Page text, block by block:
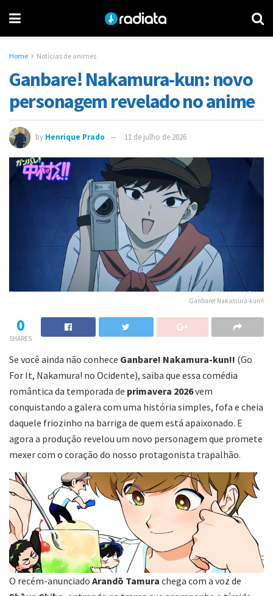
Home Notícias de animes
Ganbare! Nakamura-kun: novo
personagem revelado no anime
by Henrique Prado 11 de julho de 2026
Ganbare! Nakamura-kun!!
0
SHARES
Se você ainda não conhece Ganbare! Nakamura-kun!! (Go
For It, Nakamura! no Ocidente), saiba que essa comédia
romântica da temporada de primavera 2026vem
conquistando a galera com uma história simples, fofa e cheia
daquele friozinho na barriga de quem está apaixonado. E
agora a produção revelou um novo personagem que promete
mexer com o coração do nosso protagonista trapalhão.
O recém-anunciado Arandō Tamura chega com a voz de